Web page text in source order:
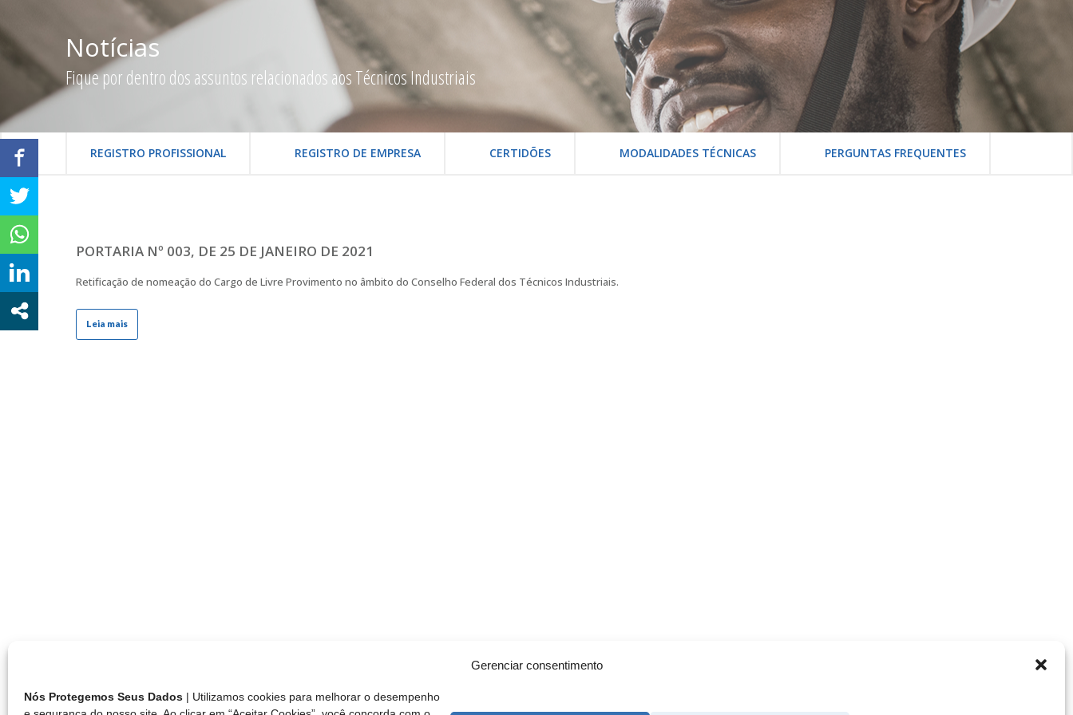
Gerenciar consentimento
Nós Protegemos Seus Dados | Utilizamos cookies para melhorar o desempenho
Notícias
Fique por dentro dos assuntos relacionados aos Técnicos Industriais
REGISTRO PROFISSIONAL REGISTRO DE EMPRESA CERTIDÕES MODALIDADES TÉCNICAS PERGUNTAS FREQUENTES
PORTARIA Nº 003, DE 25 DE JANEIRO DE 2021
Retificação de nomeação do Cargo de Livre Provimento no âmbito do Conselho Federal dos Técnicos Industriais.
Leia mais